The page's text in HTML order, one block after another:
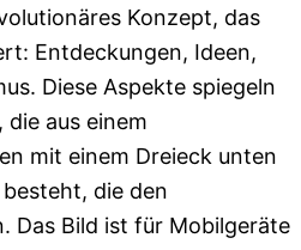
Konzept, das
Entdeckungen, Ideen,
Diese Aspekte spiegeln
aus einem
mit einem Dreieck unten
die den
Das Bild ist für Mobilgeräte